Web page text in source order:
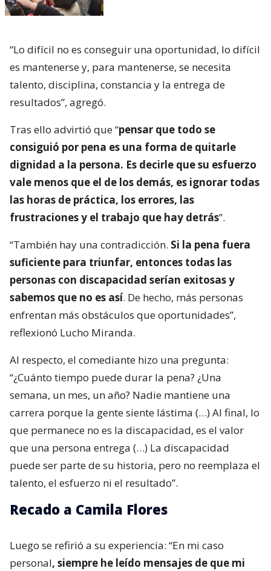
“Lo difícil no es conseguir una oportunidad, lo difícil
es mantenerse y, para mantenerse, se necesita
talento, disciplina, constancia y la entrega de
resultados”, agregó.
Tras ello advirtió que “pensar que todo se
consiguió por pena es una forma de quitarle
dignidad a la persona. Es decirle que su esfuerzo
vale menos que el de los demás, es ignorar todas
las horas de práctica, los errores, las
frustraciones y el trabajo que hay detrás”.
“También hay una contradicción. Si la pena fuera
suficiente para triunfar, entonces todas las
personas con discapacidad serían exitosas y
sabemos que no es así. De hecho, más personas
enfrentan más obstáculos que oportunidades”,
reflexionó Lucho Miranda.
Al respecto, el comediante hizo una pregunta:
“¿Cuánto tiempo puede durar la pena? ¿Una
semana, un mes, un año? Nadie mantiene una
carrera porque la gente siente lástima (…) Al final, lo
que permanece no es la discapacidad, es el valor
que una persona entrega (…) La discapacidad
puede ser parte de su historia, pero no reemplaza el
talento, el esfuerzo ni el resultado”.
Recado a Camila Flores
Luego se refirió a su experiencia: “En mi caso
personal, siempre he leído mensajes de que mi